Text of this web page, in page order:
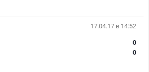
17.04.17 в 14:52
0
0